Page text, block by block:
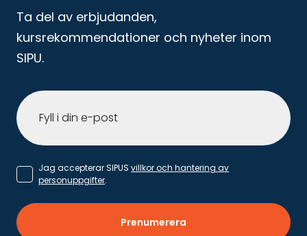
Ta del av erbjudanden,
kursrekommendationer och nyheter inom
SIPU.
Jag accepterar SIPUS villkor och hantering av
personuppgifter.
Prenumerera